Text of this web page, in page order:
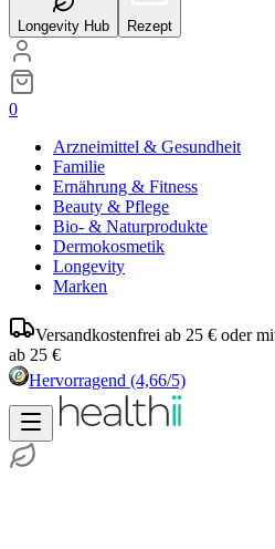
Longevity Hub Rezept
0
Arzneimittel & Gesundheit
Familie
Ernährung & Fitness
Beauty & Pflege
Bio- & Naturprodukte
Dermokosmetik
Longevity
Marken
Versandkostenfrei ab 25 € oder
ab 25 €
Hervorragend (4,66/5)